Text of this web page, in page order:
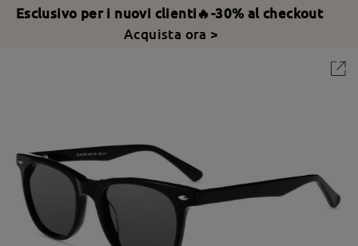
Esclusivo per i nuovi clienti🔥-30% al checkout
Acquista ora >